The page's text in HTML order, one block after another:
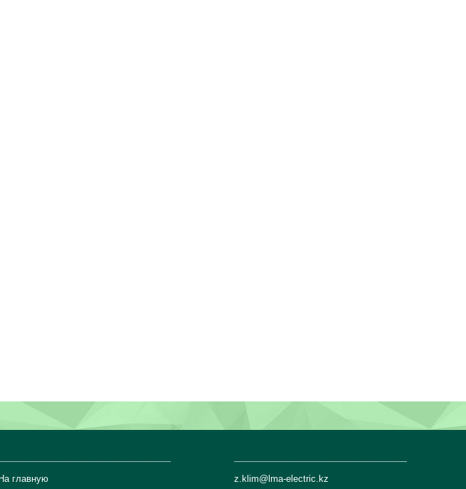
На главную
z.klim@lma-electric.kz